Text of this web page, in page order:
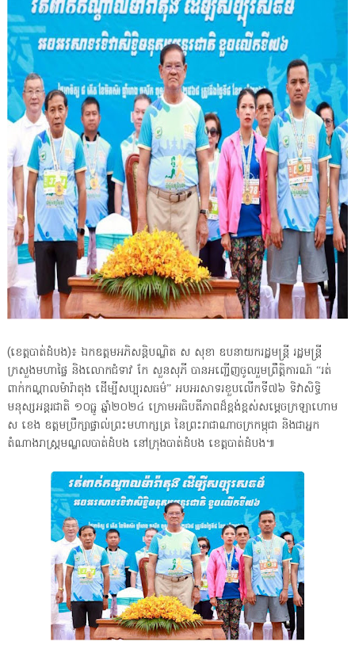
(ខេត្តបាត់ដំបង)៖ ឯកឧត្តមអភិសន្តិបណ្ឌិត ស សុខា ឧបនាយករដ្ឋមន្រ្តី រដ្ឋមន្រ្តី
ក្រសួងមហាផ្ទៃ និងលោកជំទាវ កែ សួនសុភី បានអញ្ជើញចូលរួមព្រឹត្តិការណ៍ “រត់
ពាក់កណ្តាលម៉ារ៉ាតុង ដើម្បីសប្បុរសធម៌” អបអរសាទរខួបលើកទី៧៦ ទិវាសិទ្ធិ
មនុស្សអន្តរជាតិ ១០ធ្នូ ឆ្នាំ២០២៤ ក្រោមអធិបតីភាពដ៏ខ្ពង់ខ្ពស់សម្តេចក្រឡាហោម
ស ខេង ឧត្តមប្រឹក្សាផ្ទាល់ព្រះមហាក្សត្រ នៃព្រះរាជាណាចក្រកម្ពុជា និងជាអ្នក
តំណាងរាស្ត្រមណ្ឌលបាត់ដំបង នៅក្រុងបាត់ដំបង ខេត្តបាត់ដំបង៕